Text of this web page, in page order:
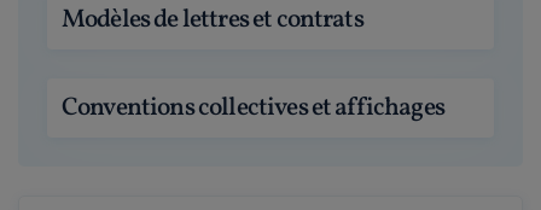
Modèles de lettres et contrats
Conventions collectives et affichages